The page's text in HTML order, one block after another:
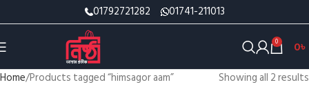
01792721282 01741-211013
0 0৳
Home Products tagged “himsagor aam”
Showing all 2 results